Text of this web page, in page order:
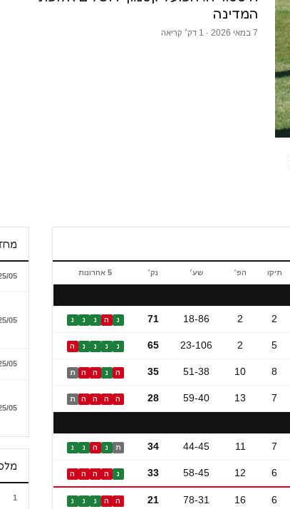
המדינה
7 במאי 2026 · 1 דק׳ קריאה
תיקו הפ׳ שע׳ נק׳ 5 אחרונות
2
2
18-86
71 נ נ נ ה נ
5
2
23-106
65 ה נ נ נ נ
8
10
51-38
35 ת ה ה נ ה
7
13
59-40
28 ת ה ה ה ה
7
11
44-45
34 נ נ ה נ ת
6
12
58-45
33 ה ה ה ה נ
6
16
78-31
21 נ נ נ ה ה
05
05
05
05
1